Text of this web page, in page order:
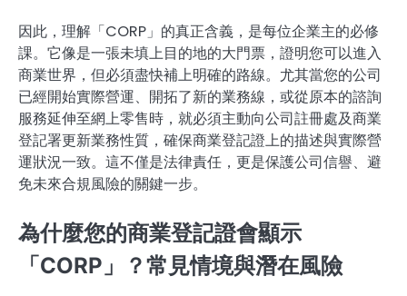
因此，理解「CORP」的真正含義，是每位企業主的必修
課。它像是一張未填上目的地的大門票，證明您可以進入
商業世界，但必須盡快補上明確的路線。尤其當您的公司
已經開始實際營運、開拓了新的業務線，或從原本的諮詢
服務延伸至網上零售時，就必須主動向公司註冊處及商業
登記署更新業務性質，確保商業登記證上的描述與實際營
運狀況一致。這不僅是法律責任，更是保護公司信譽、避
免未來合規風險的關鍵一步。
為什麼您的商業登記證會顯示
「CORP」？常見情境與潛在風險